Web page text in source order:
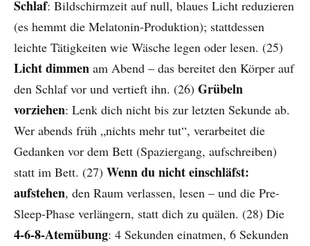
Schlaf: Bildschirmzeit auf null, blaues Licht reduzieren
(es hemmt die Melatonin-Produktion); stattdessen
leichte Tätigkeiten wie Wäsche legen oder lesen. (25)
Licht dimmen am Abend – das bereitet den Körper auf
den Schlaf vor und vertieft ihn. (26) Grübeln
vorziehen: Lenk dich nicht bis zur letzten Sekunde ab.
Wer abends früh „nichts mehr tut“, verarbeitet die
Gedanken vor dem Bett (Spaziergang, aufschreiben)
statt im Bett. (27) Wenn du nicht einschläfst:
aufstehen, den Raum verlassen, lesen – und die Pre-
Sleep-Phase verlängern, statt dich zu quälen. (28) Die
4-6-8-Atemübung: 4 Sekunden einatmen, 6 Sekunden